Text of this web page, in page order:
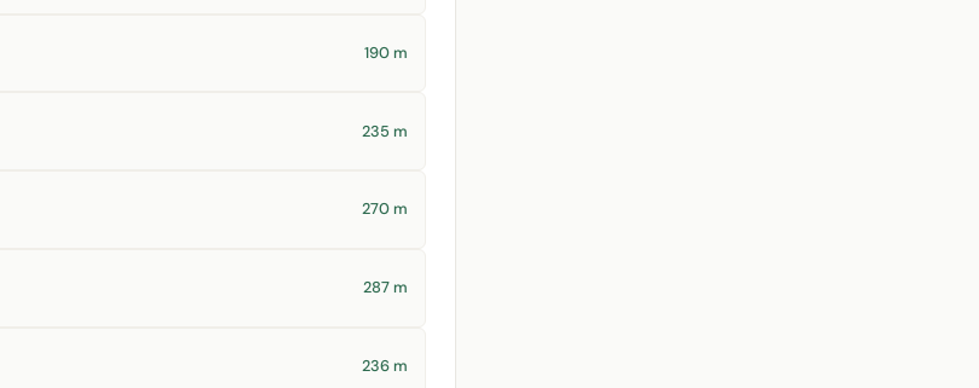
190 m
235 m
270 m
287 m
236 m